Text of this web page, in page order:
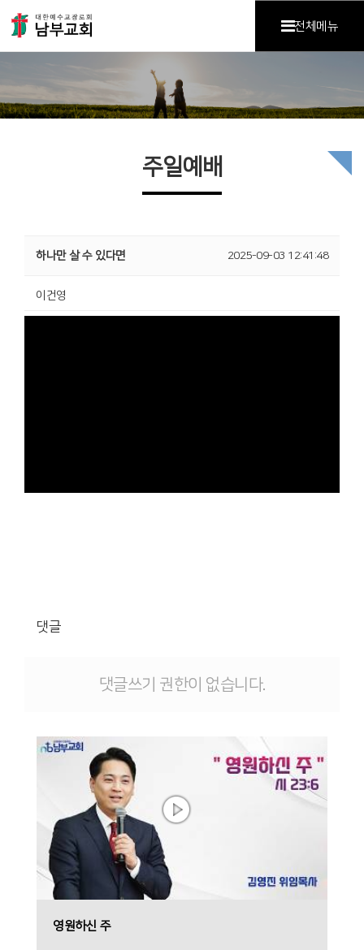
전체메뉴
주일예배
하나만 살 수 있다면 2025-09-03 12:41:48
이건영
댓글
댓글쓰기 권한이 없습니다.
영원하신 주